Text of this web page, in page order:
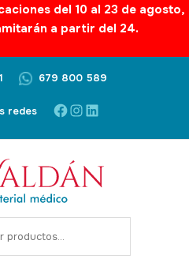
del 10 al 23 de agosto,
a partir del 24.
679 800 589
redes Facebook
Instagram
LinkedIn